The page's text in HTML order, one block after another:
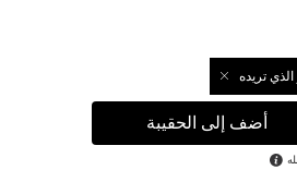
تريده
أضف إلى الحقيبة